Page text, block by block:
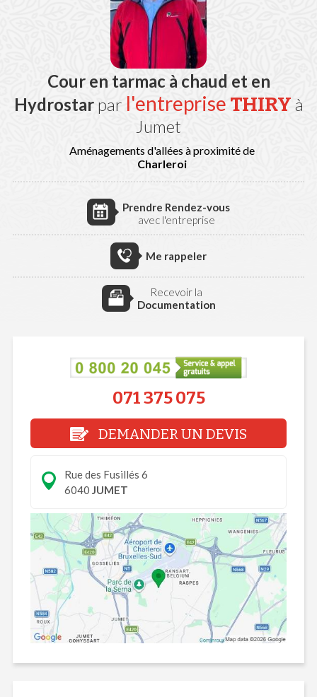
Cour en tarmac à chaud et en
Hydrostarpar l'entreprise THIRY à
Jumet
Aménagements d'allées à proximité de
Charleroi
Prendre Rendez-vous
avec l'entreprise
Me rappeler
Recevoir la
Documentation
071 375 075
DEMANDER UN DEVIS
Rue des Fusillés 6
6040 JUMET